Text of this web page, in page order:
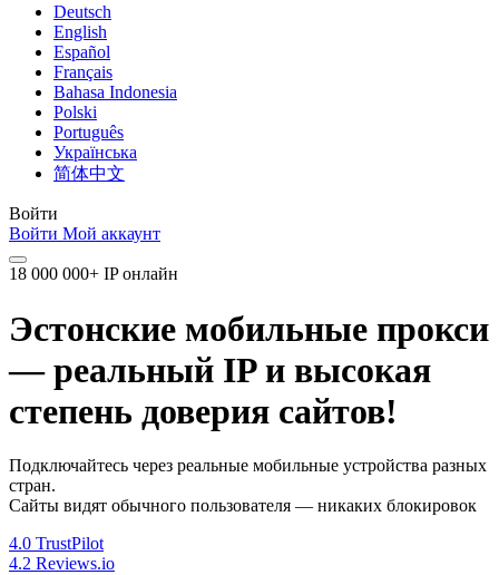
Deutsch
English
Español
Français
Bahasa Indonesia
Polski
Português
Українська
简体中文
Войти
Войти Мой аккаунт
18 000 000+ IP онлайн
Эстонские мобильные прокси
— реальный IP и высокая
степень доверия сайтов!
Подключайтесь через реальные мобильные устройства разных
стран.
Сайты видят обычного пользователя — никаких блокировок
4.0 TrustPilot
4.2 Reviews.io